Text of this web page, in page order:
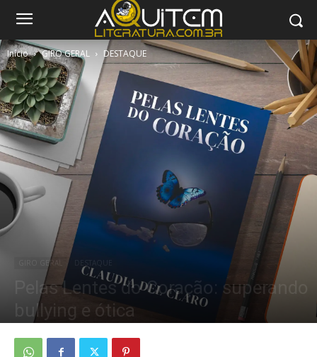
Início GIRO GERAL DESTAQUE
GIRO GERAL
Pelas Lentes do Coração: superando
bullying e ótica